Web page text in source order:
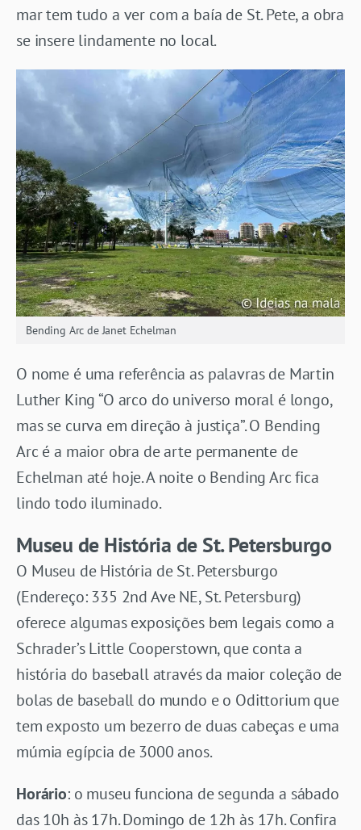
mar tem tudo a ver com a baía de St. Pete, a obra
se insere lindamente no local.
Bending Arc de Janet Echelman
O nome é uma referência as palavras de Martin
Luther King “O arco do universo moral é longo,
mas se curva em direção à justiça”. O Bending
Arc é a maior obra de arte permanente de
Echelman até hoje. A noite o Bending Arc fica
lindo todo iluminado.
Museu de História de St. Petersburgo
O Museu de História de St. Petersburgo
(Endereço: 335 2nd Ave NE, St. Petersburg)
oferece algumas exposições bem legais como a
Schrader’s Little Cooperstown, que conta a
história do baseball através da maior coleção de
bolas de baseball do mundo e o Odittorium que
tem exposto um bezerro de duas cabeças e uma
múmia egípcia de 3000 anos.
Horário: o museu funciona de segunda a sábado
das 10h às 17h. Domingo de 12h às 17h. Confira